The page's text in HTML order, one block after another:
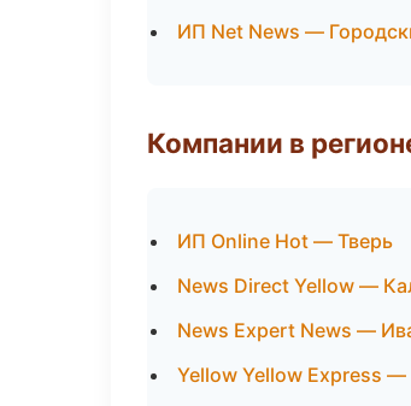
ИП Net News —
Компании в
ИП Online Hot — Тверь
News Direct Yellow —
News Expert News —
Yellow Yellow Express